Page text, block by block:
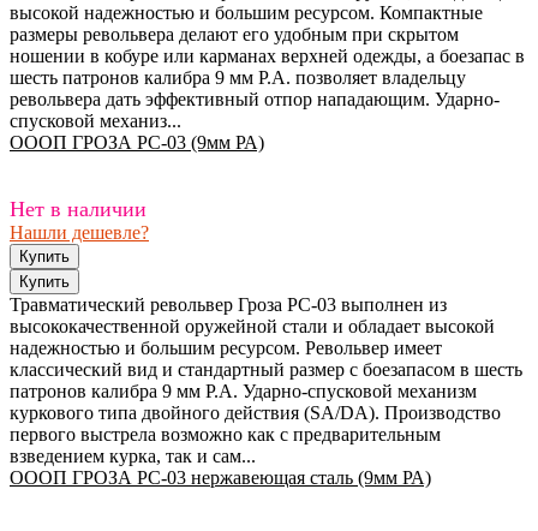
высокой надежностью и большим ресурсом. Компактные
размеры револьвера делают его удобным при скрытом
ношении в кобуре или карманах верхней одежды, а боезапас в
шесть патронов калибра 9 мм P.A. позволяет владельцу
револьвера дать эффективный отпор нападающим. Ударно-
спусковой механиз...
ОООП ГРОЗА РС-03 (9мм РА)
Нет в наличии
Нашли дешевле?
Травматический револьвер Гроза РС-03 выполнен из
высококачественной оружейной стали и обладает высокой
надежностью и большим ресурсом. Револьвер имеет
классический вид и стандартный размер с боезапасом в шесть
патронов калибра 9 мм P.A. Ударно-спусковой механизм
куркового типа двойного действия (SA/DA). Производство
первого выстрела возможно как с предварительным
взведением курка, так и сам...
ОООП ГРОЗА РС-03 нержавеющая сталь (9мм РА)